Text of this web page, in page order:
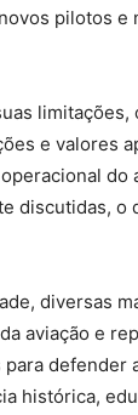
pilotos e
e valores
do
discutidas, o
diversas
aviação e
defender
histórica,